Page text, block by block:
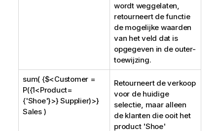
wordt weggelaten,
retourneert de functie
de mogelijke waarden
van het veld dat is
opgegeven in de outer-
toewijzing.
sum( {$<Customer =
P({1<Product=
{'Shoe'}>} Supplier)>}
Sales )
Retourneert de verkoop
voor de huidige
selectie, maar alleen
de klanten die ooit het
product 'Shoe'